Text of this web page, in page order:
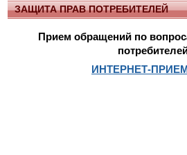
ЗАЩИТА ПРАВ ПОТРЕБИТЕЛЕЙ
Прием обращений по
ИНТЕРНЕТ-